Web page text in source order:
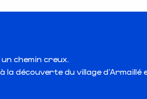
chemin creux.
découverte du village d’Armaillé